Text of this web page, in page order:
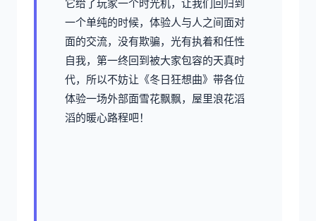
它给了玩家一个时光机，让我们回归到
一个单纯的时候，体验人与人之间面对
面的交流，没有欺骗，光有执着和任性
自我，第一终回到被大家包容的天真时
代，所以不妨让《冬日狂想曲》带各位
体验一场​​外部面雪花飘飘，屋里浪花滔
滔​​的暖心路程吧！